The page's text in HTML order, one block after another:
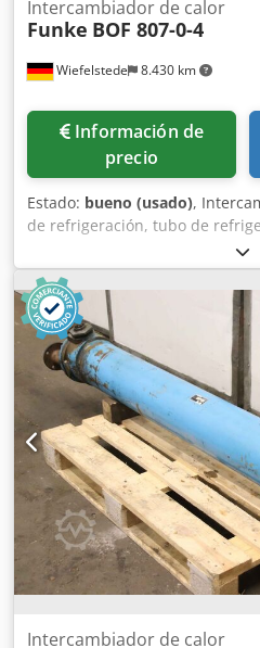
Wiefelstede 8.430 km
Intercambiador de calor
Funke BOF 807-0-4
Información de
precio
Estado: bueno (usado),
de refrigeración, tubo de
refrigeración, intercambiador
intercambiador de calor de
Funke, intercambiador de
BOF 807-0-4 Chodpewu S Tfjfx
de bronce 35,6 l / tubos de
máxima: 16 / 10 bar -
Peso: 236 kg
Intercambiador de calor